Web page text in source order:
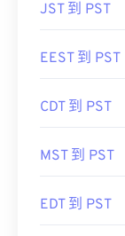
JST 到 PST
EEST 到 PST
CDT 到 PST
MST 到 PST
EDT 到 PST